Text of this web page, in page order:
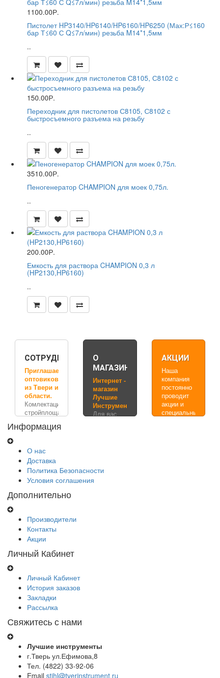
1100.00Р.
Пистолет HP3140/HP6140/HP6160/HP6250 (Мах:Р≤160
бар Т≤60 С Q≤7л/мин) резьба M14*1,5мм
..
150.00Р.
Переходник для пистолетов С8105, С8102 с
быстросъемного разъема на резьбу
..
3510.00Р.
Пеногенератор CHAMPION для моек 0,75л.
..
200.00Р.
Емкость для раствора CHAMPION 0,3 л
(HP2130,HP6160)
..
СОТРУДНИЧЕСТВО
Приглашаем
оптовиков
из Твери и
области.
Комлектация
стройплощадок,
-
электроинструментом,
бензоинструментом,
отделочным
инструментом.
О
МАГАЗИНЕ
Интернет -
магазин
Лучшие
Инструменты
Для вас
инструмента
и
АКЦИИ
Наша
компания
постоянно
проводит
акции и
специальные
Информация
О нас
Доставка
Политика Безопасности
Условия соглашения
Дополнительно
Производители
Контакты
Акции
Личный Кабинет
Личный Кабинет
История заказов
Закладки
Рассылка
Свяжитесь с нами
Лучшие инструменты
г.Тверь ул.Ефимова,8
Тел. (4822) 33-92-06
Email stihl@tverinstrument.ru